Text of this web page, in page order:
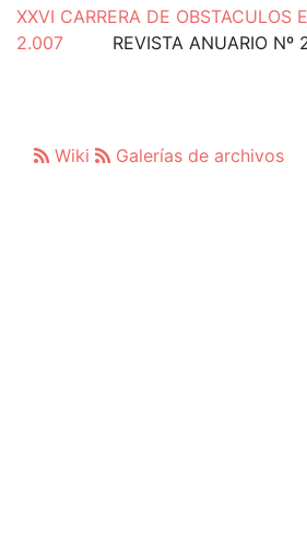
XXVI CARRERA DE OBSTACULOS
2.007 REVISTA ANUARIO Nº
Wiki Galerías de archivos